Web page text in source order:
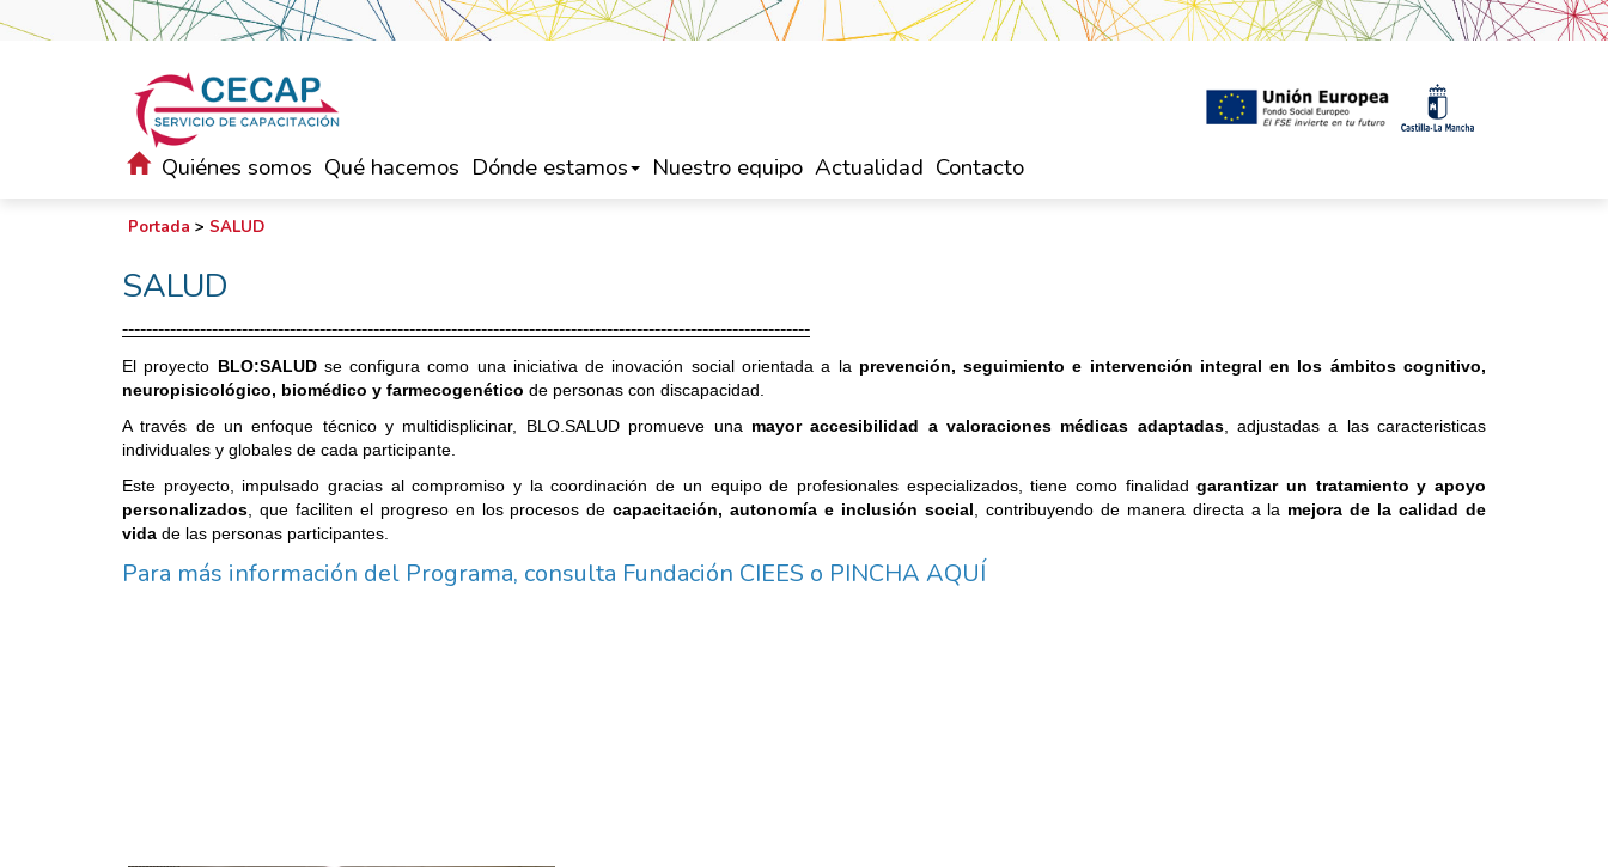
Quiénes somos Qué hacemos Dónde estamos Nuestro equipo Actualidad Contacto
Portada > SALUD
SALUD
-------------------------------------------------------------------------------------------------------------------
El proyecto BLO:SALUD se configura como una iniciativa de inovación social orientada a la prevención, seguimiento e intervención integral en los ámbitos cognitivo,
neuropisicológico, biomédico y farmecogenético de personas con discapacidad.
A través de un enfoque técnico y multidisplicinar, BLO.SALUD promueve una mayor accesibilidad a valoraciones médicas adaptadas, adjustadas a las caracteristicas
individuales y globales de cada participante.
Este proyecto, impulsado gracias al compromiso y la coordinación de un equipo de profesionales especializados, tiene como finalidadgarantizar un tratamiento y apoyo
personalizados , que faciliten el progreso en los procesos decapacitación, autonomía e inclusión social , contribuyendo de manera directa a la mejora de la calidad de
vida de las personas participantes.
Para más información del Programa, consulta Fundación CIEES o PINCHA AQUÍ